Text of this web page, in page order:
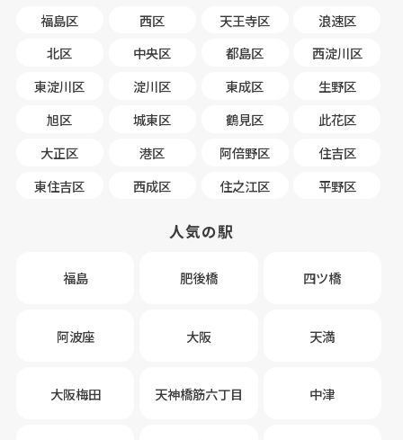
福島区 西区 天王寺区
浪速区
北区
中央区 都島区
西淀川区
東淀川区
淀川区 東成区
生野区
旭区
城東区 鶴見区
此花区
大正区
港区 阿倍野区
住吉区
東住吉区
西成区 住之江区 平野区
人気の駅
福島 肥後橋 四ツ橋
阿波座 大阪 天満
大阪梅田 天神橋筋六丁目 中津